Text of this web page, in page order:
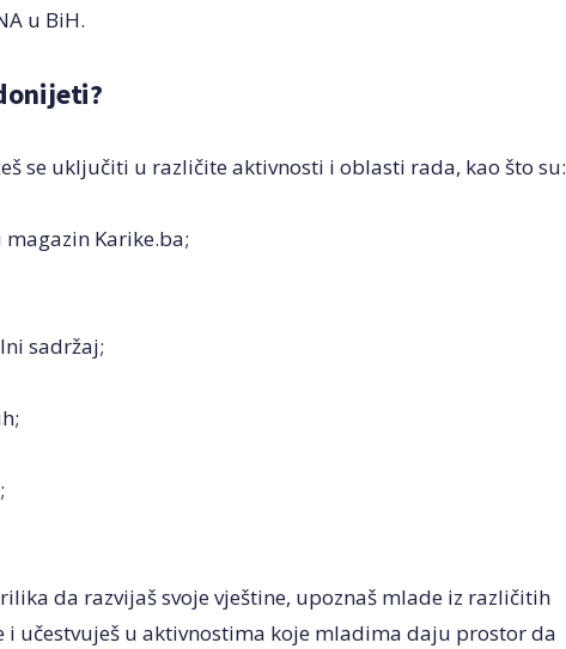
u BiH.
se uključiti u različite aktivnosti i oblasti rada, kao što su:
magazin Karike.ba;
sadržaj;
da razvijaš svoje vještine, upoznaš mlade iz različitih
i učestvuješ u aktivnostima koje mladima daju prostor da